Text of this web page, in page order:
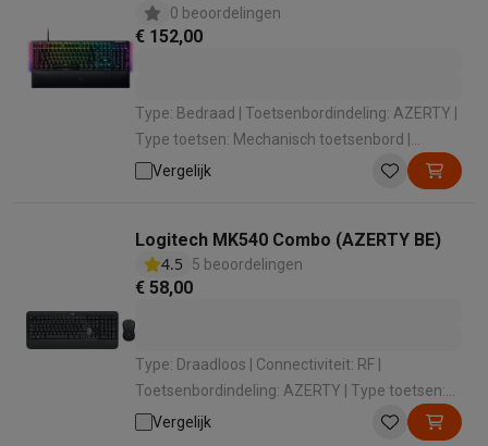
0 beoordelingen
€ 152,00
Type: Bedraad | Toetsenbordindeling: AZERTY |
Type toetsen: Mechanisch toetsenbord |
Numeriek: Met numeriek toetsenbord | Soort
Vergelijk
Logitech MK540 Combo (AZERTY BE)
4.5
5 beoordelingen
€ 58,00
Type: Draadloos | Connectiviteit: RF |
Toetsenbordindeling: AZERTY | Type toetsen:
Membraantoetsenbord | Numeriek: Met
Vergelijk